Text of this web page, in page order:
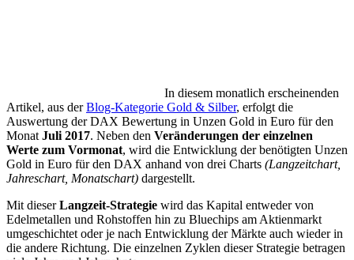
In diesem monatlich erscheinenden
Artikel, aus derBlog-Kategorie Gold & Silber, erfolgt die
Auswertung der DAX Bewertung in Unzen Gold in Euro für den
Monat Juli 2017. Neben den Veränderungen der einzelnen
Werte zum Vormonat, wird die Entwicklung der benötigten Unzen
Gold in Euro für den DAX anhand von drei Charts (Langzeitchart,
Jahreschart, Monatschart) dargestellt.
Mit dieserLangzeit-Strategie wird das Kapital entweder von
Edelmetallen und Rohstoffen hin zu Bluechips am Aktienmarkt
umgeschichtet oder je nach Entwicklung der Märkte auch wieder in
die andere Richtung. Die einzelnen Zyklen dieser Strategie betragen